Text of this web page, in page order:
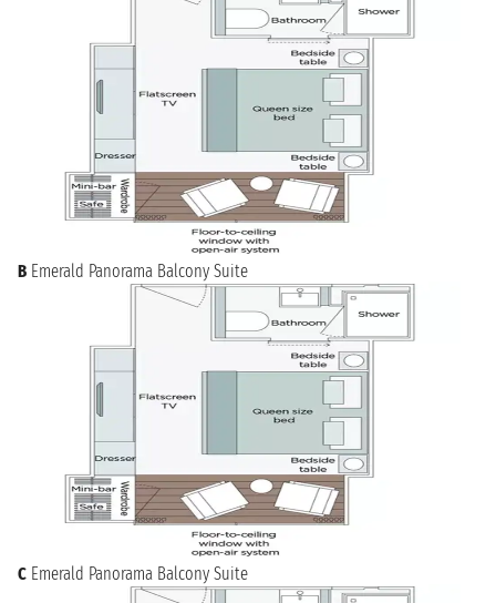
B Emerald Panorama Balcony Suite
C Emerald Panorama Balcony Suite